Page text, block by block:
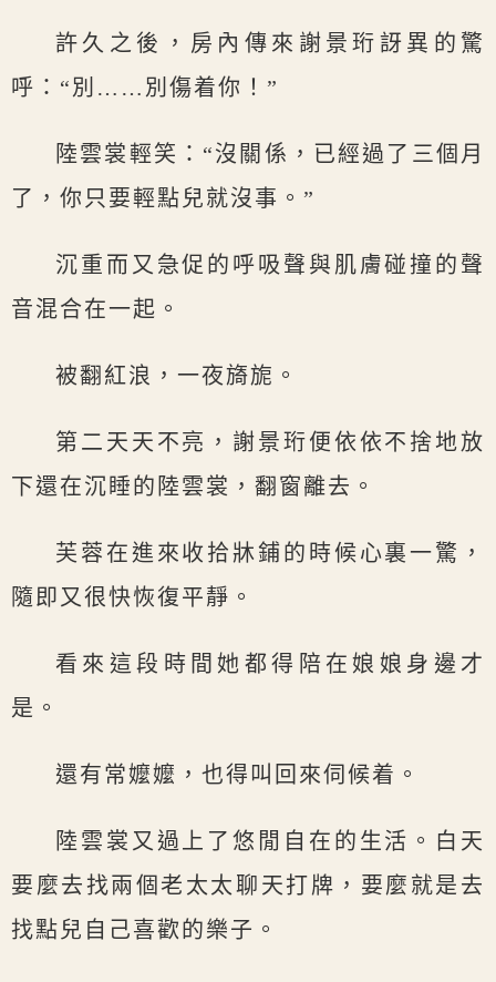
許久之後，房內傳來謝景珩訝異的驚
呼：“別……別傷着你！”
陸雲裳輕笑：“沒關係，已經過了三個月
了，你只要輕點兒就沒事。”
沉重而又急促的呼吸聲與肌膚碰撞的聲
音混合在一起。
被翻紅浪，一夜旖旎。
第二天天不亮，謝景珩便依依不捨地放
下還在沉睡的陸雲裳，翻窗離去。
芙蓉在進來收拾牀鋪的時候心裏一驚，
隨即又很快恢復平靜。
看來這段時間她都得陪在娘娘身邊才
是。
還有常嬤嬤，也得叫回來伺候着。
陸雲裳又過上了悠閒自在的生活。白天
要麼去找兩個老太太聊天打牌，要麼就是去
找點兒自己喜歡的樂子。